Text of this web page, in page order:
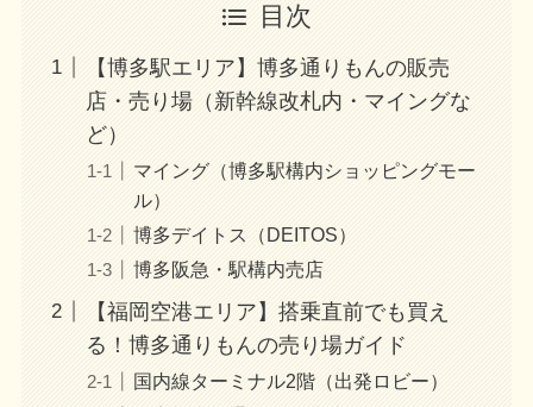
目次
【博多駅エリア】博多通りもんの販売
店・売り場（新幹線改札内・マイングな
ど）
マイング（博多駅構内ショッピングモー
ル）
博多デイトス（DEITOS）
博多阪急・駅構内売店
【福岡空港エリア】搭乗直前でも買え
る！博多通りもんの売り場ガイド
国内線ターミナル2階（出発ロビー）